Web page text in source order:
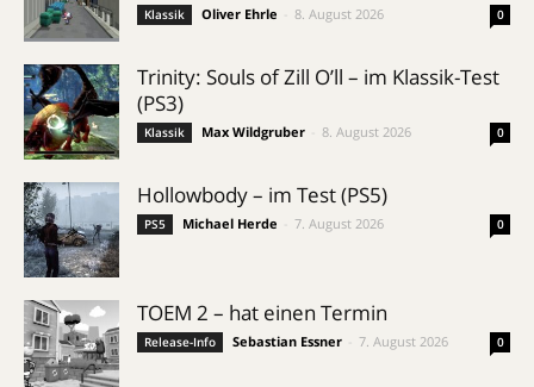
Klassik Oliver Ehrle 8. August 2026 0
Trinity: Souls of Zill O’ll – im Klassik-Test
(PS3)
Klassik Max Wildgruber 8. August 2026 0
Hollowbody – im Test (PS5)
PS5 Michael Herde 7. August 2026 0
TOEM 2 – hat einen Termin
Release-Info Sebastian Essner 7. August 2026 0